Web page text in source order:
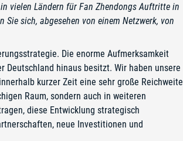
vielen Ländern für Fan Zhendongs Auftritte in
sich, abgesehen von einem Netzwerk, von
Die enorme Aufmerksamkeit
Deutschland hinaus besitzt. Wir haben unsere
kurzer Zeit eine sehr große Reichweite
Raum, sondern auch in weiteren
diese Entwicklung strategisch
neue Investitionen und